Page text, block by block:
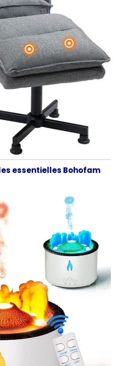
essentielles Bohofam